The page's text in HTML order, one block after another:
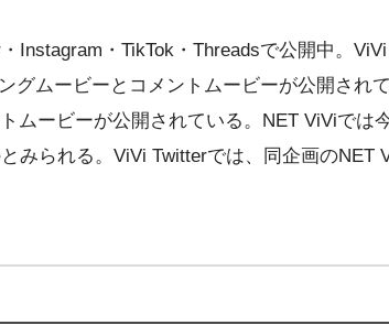
Instagram・TikTok・Threadsで公開中。ViVi
グムービーとコメントムービーが公開され
ムービーが公開されている。NET ViViでは
みられる。ViVi Twitterでは、同企画のNET